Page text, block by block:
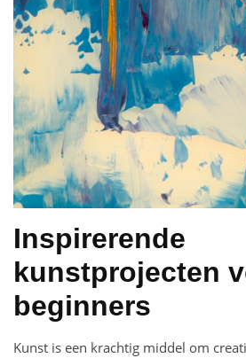
Inspirerende
kunstprojecten
beginners
Kunst is een krachtig middel om